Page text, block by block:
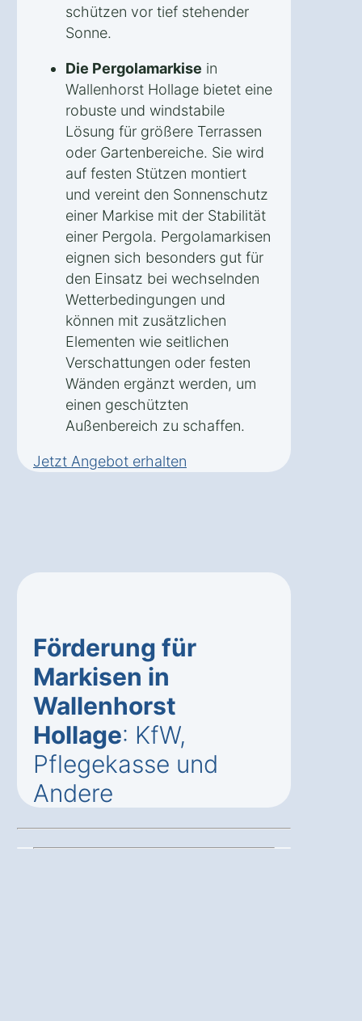
schützen vor tief stehender
Sonne.
Die Pergolamarkise in
Wallenhorst Hollage bietet eine
robuste und windstabile
Lösung für größere Terrassen
oder Gartenbereiche. Sie wird
auf festen Stützen montiert
und vereint den Sonnenschutz
einer Markise mit der Stabilität
einer Pergola. Pergolamarkisen
eignen sich besonders gut für
den Einsatz bei wechselnden
Wetterbedingungen und
können mit zusätzlichen
Elementen wie seitlichen
Verschattungen oder festen
Wänden ergänzt werden, um
einen geschützten
Außenbereich zu schaffen.
Jetzt Angebot erhalten
Förderung für
Markisen in
Wallenhorst
Hollage: KfW,
Pflegekasse und
Andere